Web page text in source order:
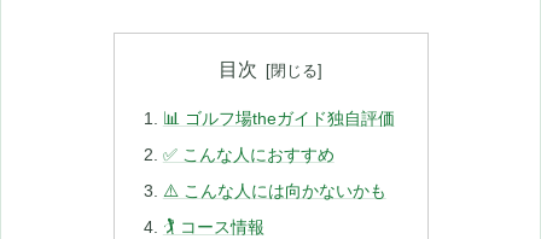
目次
📊 ゴルフ場theガイド独自評価
✅ こんな人におすすめ
⚠️ こんな人には向かないかも
🏌️ コース情報